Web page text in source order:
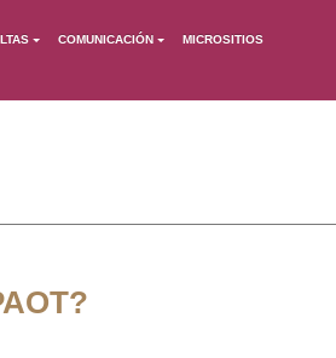
COMUNICACIÓN MICROSITIOS